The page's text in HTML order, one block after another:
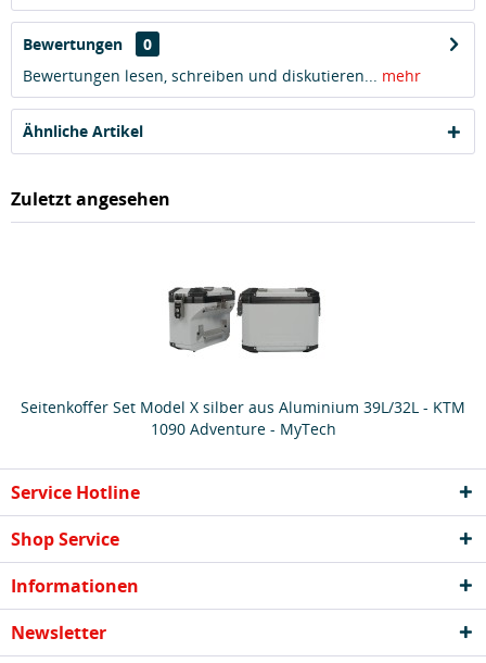
Bewertungen
0
Bewertungen lesen, schreiben und diskutieren... mehr
Ähnliche Artikel
Zuletzt angesehen
Seitenkoffer Set Model X silber aus Aluminium 39L/32L - KTM
1090 Adventure - MyTech
Service Hotline
Shop Service
Informationen
Newsletter